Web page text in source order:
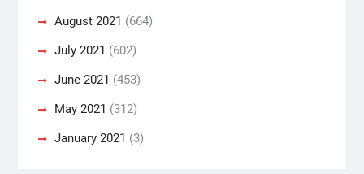
August 2021 (664)
July 2021 (602)
June 2021 (453)
May 2021 (312)
January 2021 (3)